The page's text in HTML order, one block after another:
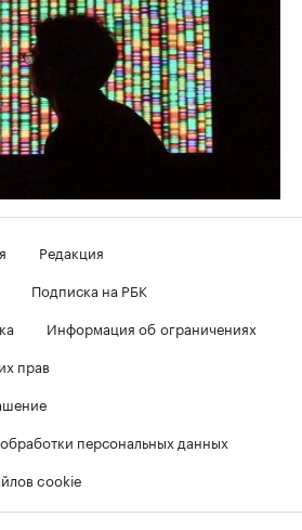
Редакция
Подписка на РБК
Информация об ограничениях
прав
персональных данных
cookie